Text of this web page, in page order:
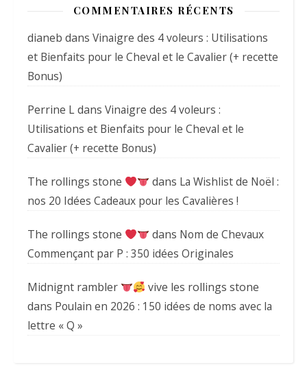
COMMENTAIRES RÉCENTS
dianeb dans Vinaigre des 4 voleurs : Utilisations
et Bienfaits pour le Cheval et le Cavalier (+ recette
Bonus)
Perrine Ldans Vinaigre des 4 voleurs :
Utilisations et Bienfaits pour le Cheval et le
Cavalier (+ recette Bonus)
The rollings stone dans La Wishlist de Noël :
nos 20 Idées Cadeaux pour les Cavalières !
The rollings stone dans Nom de Chevaux
Commençant par P : 350 idées Originales
Midnignt rambler
vive les rollings stone
dans Poulain en 2026 : 150 idées de noms avec la
lettre « Q »